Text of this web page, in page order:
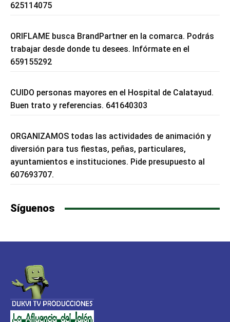
625114075
ORIFLAME busca BrandPartner en la comarca. Podrás
trabajar desde donde tu desees. Infórmate en el
659155292
CUIDO personas mayores en el Hospital de Calatayud.
Buen trato y referencias. 641640303
ORGANIZAMOS todas las actividades de animación y
diversión para tus fiestas, peñas, particulares,
ayuntamientos e instituciones. Pide presupuesto al
607693707.
Síguenos